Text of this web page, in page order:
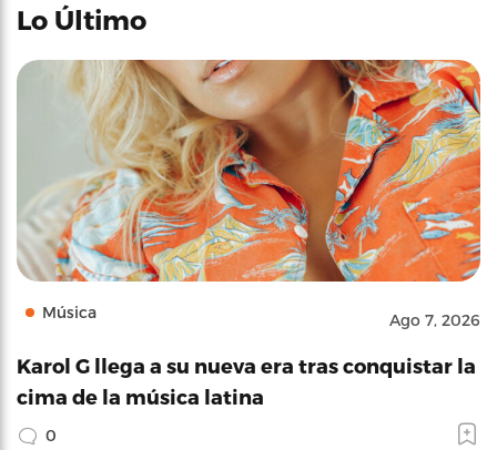
Lo Último
Música Ago 7, 2026
Karol G llega a su nueva era tras conquistar la
cima de la música latina
0